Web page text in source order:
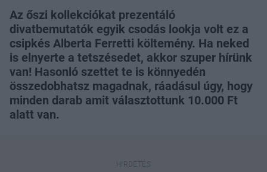
Az őszi kollekciókat prezentáló
divatbemutatók egyik csodás lookja volt ez a
csipkés Alberta Ferretti költemény. Ha neked
is elnyerte a tetszésedet, akkor szuper hírünk
van! Hasonló szettet te is könnyedén
összedobhatsz magadnak, ráadásul úgy, hogy
minden darab amit választottunk 10.000 Ft
alatt van.